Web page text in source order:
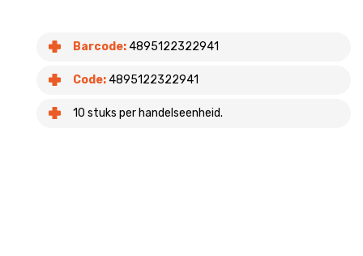
Barcode:4895122322941
Code:4895122322941
10 stuks per handelseenheid.